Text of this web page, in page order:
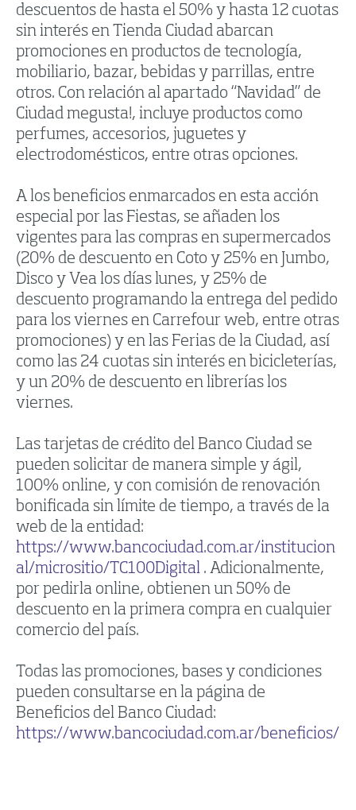
descuentos de hasta el 50% y hasta 12 cuotas
sin interés en Tienda Ciudad abarcan
promociones en productos de tecnología,
mobiliario, bazar, bebidas y parrillas, entre
otros. Con relación al apartado “Navidad” de
Ciudad megusta!, incluye productos como
perfumes, accesorios, juguetes y
electrodomésticos, entre otras opciones.
A los beneficios enmarcados en esta acción
especial por las Fiestas, se añaden los
vigentes para las compras en supermercados
(20% de descuento en Coto y 25% en Jumbo,
Disco y Vea los días lunes, y 25% de
descuento programando la entrega del pedido
para los viernes en Carrefour web, entre otras
promociones) y en las Ferias de la Ciudad, así
como las 24 cuotas sin interés en bicicleterías,
y un 20% de descuento en librerías los
viernes.
Las tarjetas de crédito del Banco Ciudad se
pueden solicitar de manera simple y ágil,
100% online, y con comisión de renovación
bonificada sin límite de tiempo, a través de la
web de la entidad:
https://www.bancociudad.com.ar/institucion
al/micrositio/TC100Digital . Adicionalmente,
por pedirla online, obtienen un 50% de
descuento en la primera compra en cualquier
comercio del país.
Todas las promociones, bases y condiciones
pueden consultarse en la página de
Beneficios del Banco Ciudad:
https://www.bancociudad.com.ar/beneficios/